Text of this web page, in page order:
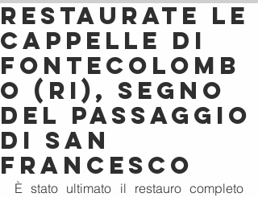
Restaurate le
cappelle di
Fontecolomb
o (Ri), segno
del passaggio
di San
Francesco
È stato ultimato il restauro completo